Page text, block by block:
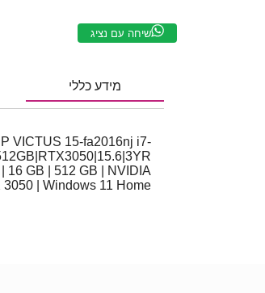
שיחה עם נציג
מידע כללי
VICTUS 15-fa2016nj i7-
16 GB | 512 GB | NVIDIA
| Windows 11 Home |